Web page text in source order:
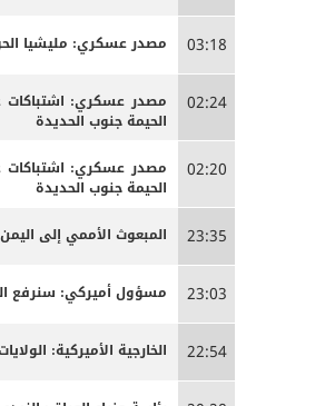
03:18 مصدر عسكري: مليشيا
02:24
مصدر عسكري: اشتباكات
الحيمة جنوب الحديدة
02:20
مصدر عسكري: اشتباكات
الحيمة جنوب الحديدة
23:35 المبعوث الأممي إلى
23:03 مسؤول أميركي: سنرفع
22:54 الخارجية الأميركية: